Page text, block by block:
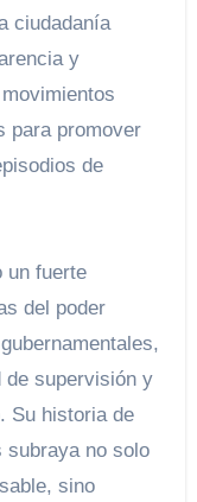
ciudadanía
y
para promover
de
un fuerte
del poder
de supervisión y
Su historia de
subraya no solo
sino